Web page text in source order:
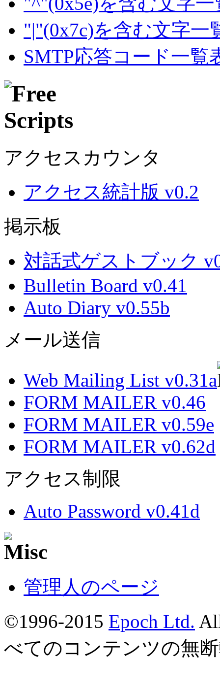
"|"(0x7c)を含む文字一
SMTP応答コード一覧
アクセスカウンタ
アクセス統計版 v0.2
掲示板
対話式ゲストブック
Bulletin Board v0.41
Auto Diary v0.55b
メール送信
Web Mailing List v0.31a
FORM MAILER v0.46
FORM MAILER v0.59e
FORM MAILER v0.62d
アクセス制限
Auto Password v0.41d
管理人のページ
©1996-2015 Epoch Ltd.
べてのコンテンツの無